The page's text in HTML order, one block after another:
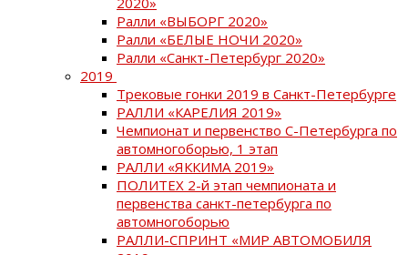
Ралли «ВЫБОРГ 2020»
Ралли «БЕЛЫЕ НОЧИ 2020»
Ралли «Санкт-Петербург 2020»
2019
Трековые гонки 2019 в Санкт-Петербурге
РАЛЛИ «КАРЕЛИЯ 2019»
Чемпионат и первенство С-Петербурга по
автомногоборью, 1 этап
РАЛЛИ «ЯККИМА 2019»
ПОЛИТЕХ 2-й этап чемпионата и
первенства санкт-петербурга по
автомногоборью
РАЛЛИ-СПРИНТ «МИР АВТОМОБИЛЯ